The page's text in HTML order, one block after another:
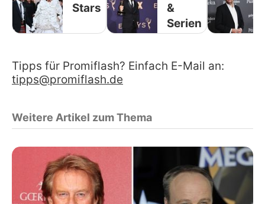
Stars
&
Serien
Tipps für Promiflash? Einfach E-Mail an:
tipps@promiflash.de
Weitere Artikel zum Thema